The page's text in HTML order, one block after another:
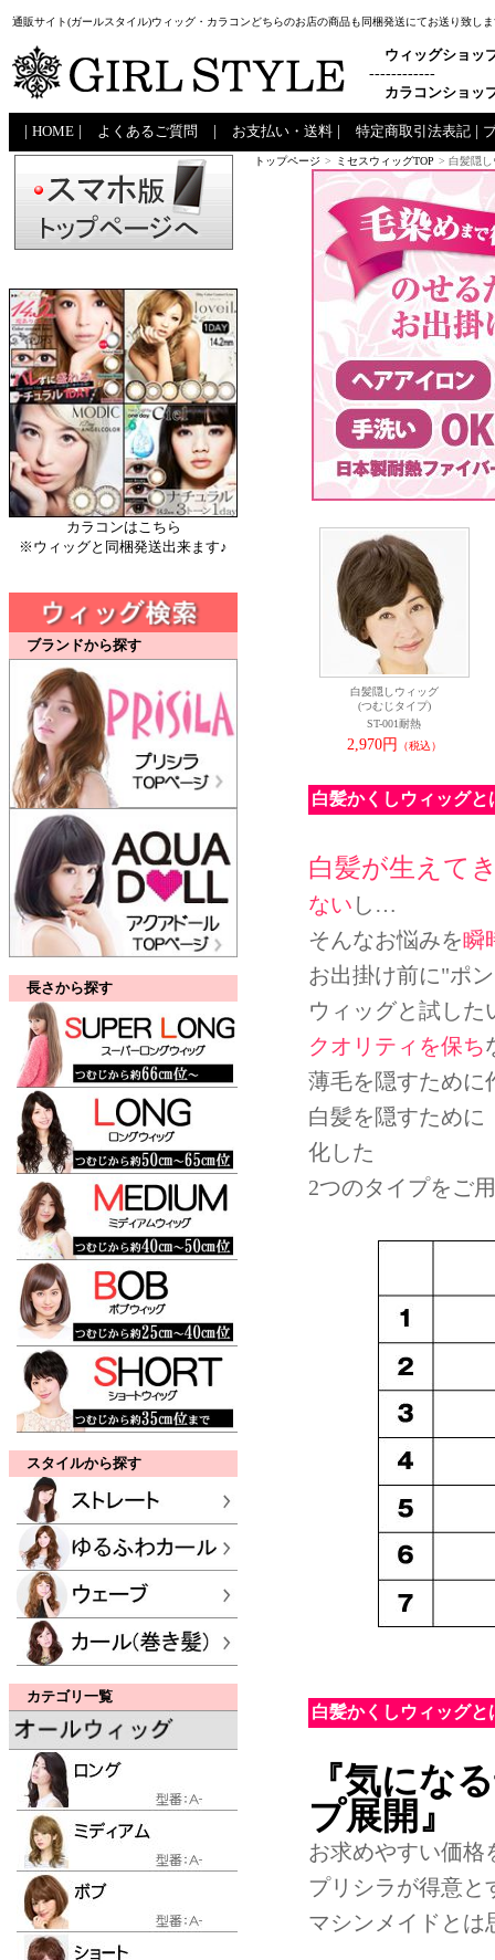
通販サイト(ガールスタイル)ウィッグ・カラコンどちらのお店の商品も同梱発送にてお送り致し
ウィッグショッ
------------
カラコンショッ
HOME よくあるご質問 お支払い・送料 特定商取引法表記
カラコンはこちら
※ウィッグと同梱発送出来ます♪
ブランドから探す
長さから探す
スタイルから探す
カテゴリ一覧
トップページ > ミセスウィッグTOP > 白髪隠し
白髪隠しウィッグ
(つむじタイプ)
ST-001耐熱
2,970円
（税込）
白髪かくしウィッグ
白髪が生えて
ない し…
そんなお悩みを瞬
お出掛け前に"ポ
ウィッグと試した
クオリティを保ち
薄毛を隠すために
白髪を隠すために
化した
2つのタイプをご
白髪かくしウィッグ
『気にな
プ展開』
お求めやすい価格
プリシラが得意と
マシンメイドとは